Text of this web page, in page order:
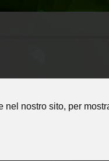
nostro sito, per